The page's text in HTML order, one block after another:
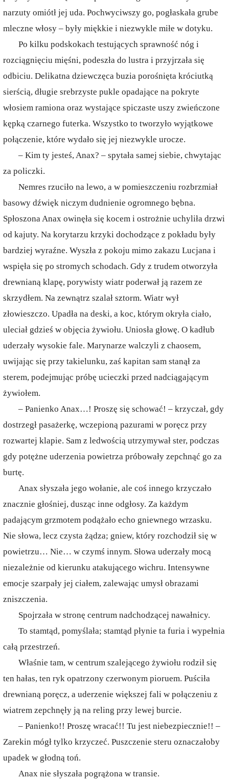
narzuty omiótł jej uda. Pochwyciwszy go, pogłaskała grube
mleczne włosy – były miękkie i niezwykle miłe w dotyku.
Po kilku podskokach testujących sprawność nóg i
rozciągnięciu mięśni, podeszła do lustra i przyjrzała się
odbiciu. Delikatna dziewczęca buzia porośnięta króciutką
sierścią, długie srebrzyste pukle opadające na pokryte
włosiem ramiona oraz wystające spiczaste uszy zwieńczone
kępką czarnego futerka. Wszystko to tworzyło wyjątkowe
połączenie, które wydało się jej niezwykle urocze.
– Kim ty jesteś, Anax? – spytała samej siebie, chwytając
za policzki.
Nemres rzuciło na lewo, a w pomieszczeniu rozbrzmiał
basowy dźwięk niczym dudnienie ogromnego bębna.
Spłoszona Anax owinęła się kocem i ostrożnie uchyliła drzwi
od kajuty. Na korytarzu krzyki dochodzące z pokładu były
bardziej wyraźne. Wyszła z pokoju mimo zakazu Lucjana i
wspięła się po stromych schodach. Gdy z trudem otworzyła
drewnianą klapę, porywisty wiatr poderwał ją razem ze
skrzydłem. Na zewnątrz szalał sztorm. Wiatr wył
złowieszczo. Upadła na deski, a koc, którym okryła ciało,
uleciał gdzieś w objęcia żywiołu. Uniosła głowę. O kadłub
uderzały wysokie fale. Marynarze walczyli z chaosem,
uwijając się przy takielunku, zaś kapitan sam stanął za
sterem, podejmując próbę ucieczki przed nadciągającym
żywiołem.
– Panienko Anax…! Proszę się schować! – krzyczał, gdy
dostrzegł pasażerkę, wczepioną pazurami w poręcz przy
rozwartej klapie. Sam z ledwością utrzymywał ster, podczas
gdy potężne uderzenia powietrza próbowały zepchnąć go za
burtę.
Anax słyszała jego wołanie, ale coś innego krzyczało
znacznie głośniej, dusząc inne odgłosy. Za każdym
padającym grzmotem podążało echo gniewnego wrzasku.
Nie słowa, lecz czysta żądza; gniew, który rozchodził się w
powietrzu… Nie… w czymś innym. Słowa uderzały mocą
niezależnie od kierunku atakującego wichru. Intensywne
emocje szarpały jej ciałem, zalewając umysł obrazami
zniszczenia.
Spojrzała w stronę centrum nadchodzącej nawałnicy.
To stamtąd, pomyślała; stamtąd płynie ta furia i wypełnia
całą przestrzeń.
Właśnie tam, w centrum szalejącego żywiołu rodził się
ten hałas, ten ryk opatrzony czerwonym pioruem. Puściła
drewnianą poręcz, a uderzenie większej fali w połączeniu z
wiatrem zepchnęły ją na reling przy lewej burcie.
– Panienko!! Proszę wracać!! Tu jest niebezpiecznie!! –
Zarekin mógł tylko krzyczeć. Puszczenie steru oznaczałoby
upadek w głodną toń.
Anax nie słyszała pogrążona w transie.